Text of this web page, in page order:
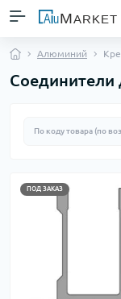
Алюминий
ПОД ЗАКАЗ